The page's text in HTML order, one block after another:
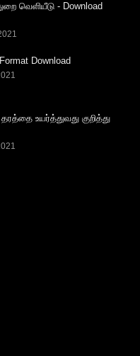
வெளியீடு - Download
Download
உயர்த்துவது குறித்து